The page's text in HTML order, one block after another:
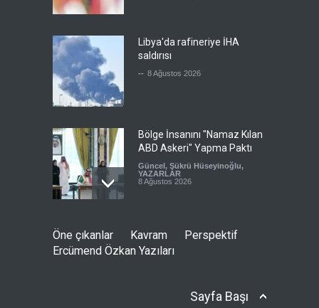
Libya'da rafineriye İHA
saldırısı
-- 8 Ağustos 2026
Bölge İnsanını "Namaz Kılan
ABD Askeri" Yapma Paktı
Güncel , Şükrü Hüseyinoğlu,
YAZARLAR
8 Ağustos 2026
Avrupa Birliği toparlanmaya
çalışıyor
Öne çıkanlar Kavram
Perspektif
Ercümend Özkan Yazıları
Sayfa Başı